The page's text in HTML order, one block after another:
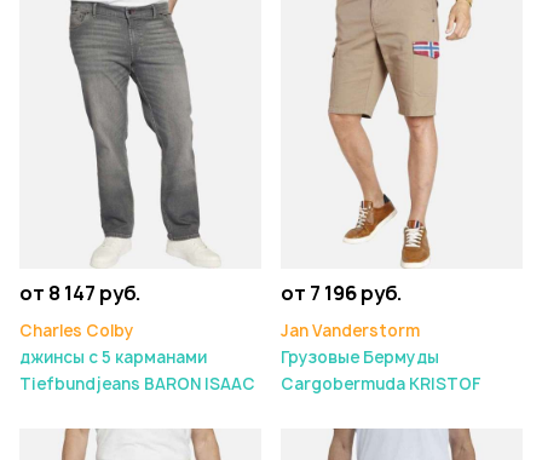
от 8 147 руб.
Charles Colby
джинсы с 5 карманами
Tiefbundjeans BARON ISAAC
от 7 196 руб.
Jan Vanderstorm
Грузовые Бермуды
Cargobermuda KRISTOF